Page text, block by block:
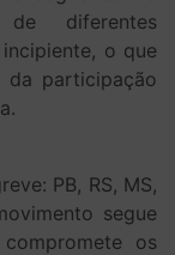
de diferentes
o que
da participação
PB, RS, MS,
segue
os